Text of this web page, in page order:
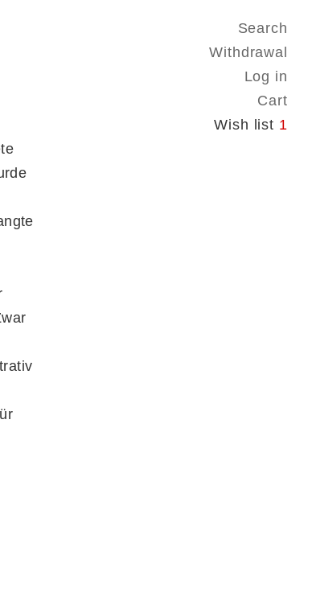
Search
Withdrawal
Log in
Cart
Wish list 1